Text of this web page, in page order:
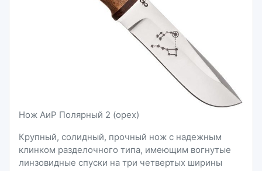
Нож АиР Полярный 2 (орех)
Крупный, солидный, прочный нож с надежным
клинком разделочного типа, имеющим вогнутые
линзовидные спуски на три четвертых ширины